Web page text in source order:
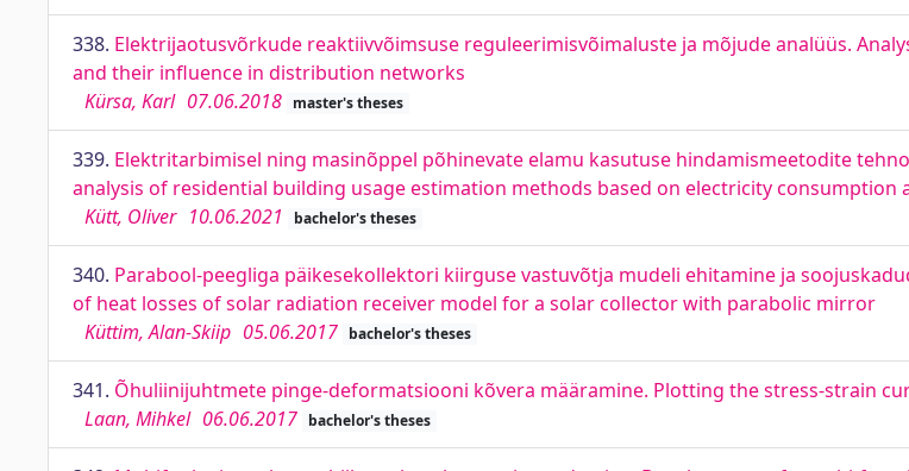
338. Elektrijaotusvõrkude reaktiivvõimsuse reguleerimisvõimaluste ja mõjude analüüs.
and their influence in distribution networks
Kürsa, Karl 07.06.2018 master's theses
339. Elektritarbimisel ning masinõppel põhinevate elamu kasutuse hindamismeetodite
analysis of residential building usage estimation methods based on electricity consumption
Kütt, Oliver 10.06.2021 bachelor's theses
340. Parabool-peegliga päikesekollektori kiirguse vastuvõtja mudeli ehitamine ja
of heat losses of solar radiation receiver model for a solar collector with parabolic mirror
Küttim, Alan-Skiip 05.06.2017 bachelor's theses
341. Õhuliinijuhtmete pinge-deformatsiooni kõvera määramine. Plotting the stress-strain
Laan, Mihkel 06.06.2017 bachelor's theses